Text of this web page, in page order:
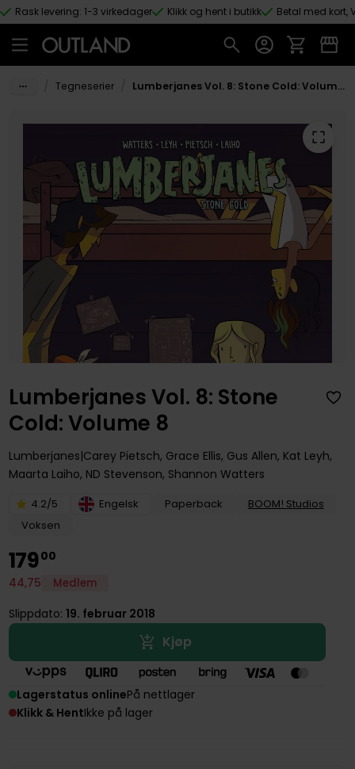
Hopp til hovedinnhold
Rask levering: 1-3 virkedager Klikk og hent i butikk Betal med kort,
Tegneserier Lumberjanes Vol. 8: Stone Cold: Volume 8
Lumberjanes Vol. 8: Stone
Cold: Volume 8
Lumberjanes Carey Pietsch, Grace Ellis, Gus Allen, Kat Leyh,
Maarta Laiho, ND Stevenson, Shannon Watters
4.2/5 Engelsk Paperback
BOOM! Studios
Voksen
17900
44,75 Medlem
Slippdato: 19. februar 2018
Kjøp
Lagerstatus onlinePå nettlager
Klikk & HentIkke på lager